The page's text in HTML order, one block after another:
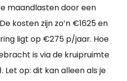
maandlasten door een
kosten zijn zo’n €1625 en
ligt op €275 p/jaar. Hoe
is via de kruipruimte
Let op: dit kan alleen als je